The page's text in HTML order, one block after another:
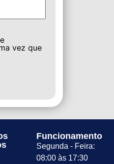
vez que
Funcionamento
Segunda - Feira:
08:00 às 17:30